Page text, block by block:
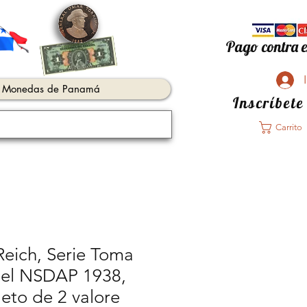
Monedas de Panamá
Pago contra
Carrito
Serie Toma
NSDAP 1938,
de 2 valore